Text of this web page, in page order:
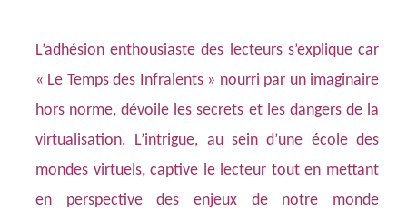
L’adhésion enthousiaste des lecteurs s’explique car
« Le Temps des Infralents » nourri par un imaginaire
hors norme, dévoile les secrets et les dangers de la
virtualisation. L’intrigue, au sein d’une école des
mondes virtuels, captive le lecteur tout en mettant
en perspective des enjeux de notre monde